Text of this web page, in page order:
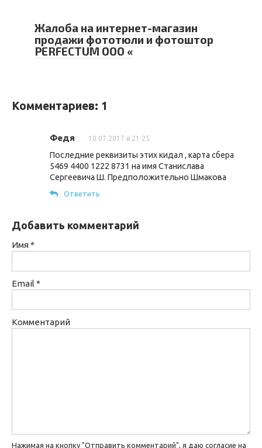
Жалоба на интернет-магазин
продажи фототюли и фотоштор
PERFECTUM ООО «
Комментариев: 1
Федя 10.07.2017 в 21:25
Последние реквизиты этих кидал , карта сбера
5469 4400 1222 8731 на имя Станислава
Сергеевича Ш. Предположительно Шмакова
Ответить
Добавить комментарий
Имя*
Email *
Комментарий
Нажимая на кнопку "Отправить комментарий", я даю согласие на